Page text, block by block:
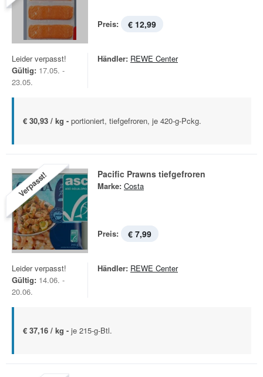
Preis: € 12,99
Leider verpasst!
Gültig: 17.05. -
23.05.
Händler: REWE Center
€ 30,93 / kg - portioniert, tiefgefroren, je 420-g-Pckg.
Verpasst! Pacific Prawns tiefgefroren
Marke: Costa
Preis: € 7,99
Leider verpasst!
Gültig: 14.06. -
20.06.
Händler: REWE Center
€ 37,16 / kg - je 215-g-Btl.